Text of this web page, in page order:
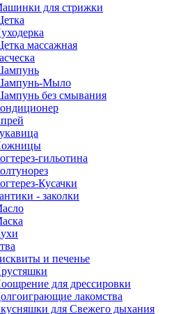
для стрижки
массажная
Мыло
без cмывания
гильотина
Кусачки
- заколки
и печенье
для дрессировки
лакомства
для Свежего дыхания